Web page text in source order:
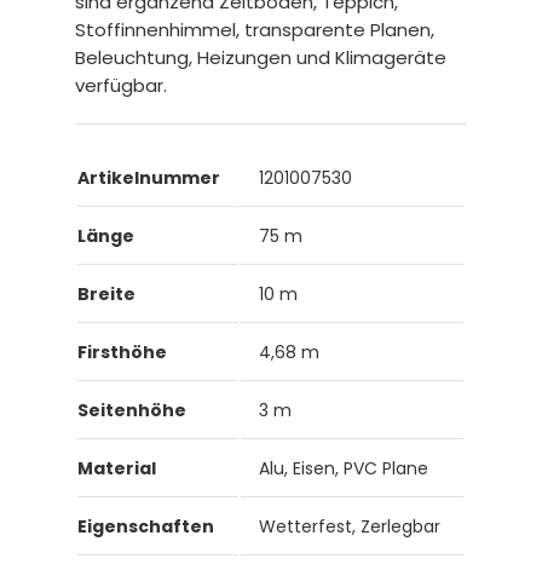
Stoffinnenhimmel, transparente Planen,
Beleuchtung, Heizungen und Klimageräte
verfügbar.
Artikelnummer 1201007530
Länge 75 m
Breite 10 m
Firsthöhe 4,68 m
Seitenhöhe 3 m
Material Alu, Eisen, PVC Plane
Eigenschaften Wetterfest, Zerlegbar